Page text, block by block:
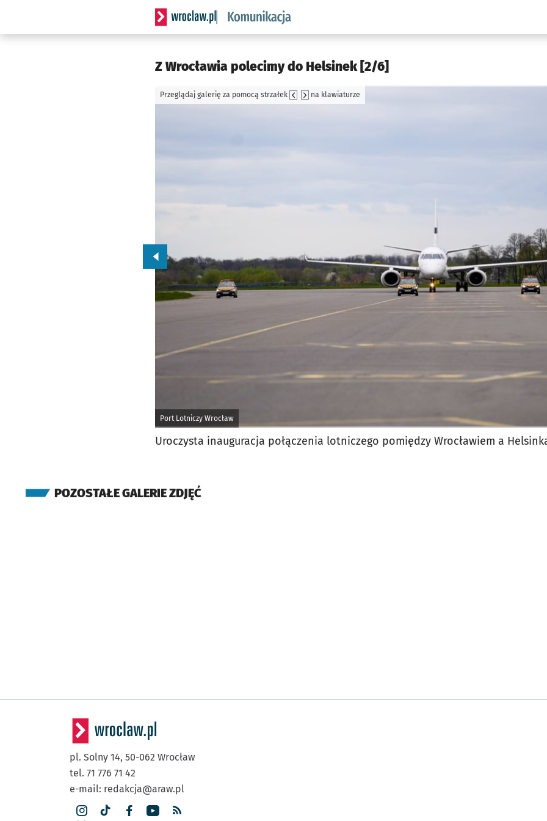
Serwis informacyjny wroclaw.pl podserwis: Komunikacja
Z Wrocławia polecimy do Helsinek [2/6]
Port Lotniczy Wrocław
Przeglądaj galerię za pomocą strzałek na klawiaturze
Przejdź do poprzedniego zdjęcia.
Uroczysta inauguracja połączenia lotniczego pomiędzy Wrocławiem a
POZOSTAŁE GALERIE ZDJĘĆ
pl. Solny 14, 50-062 Wrocław
tel. 71 776 71 42
e-mail: redakcja@araw.pl